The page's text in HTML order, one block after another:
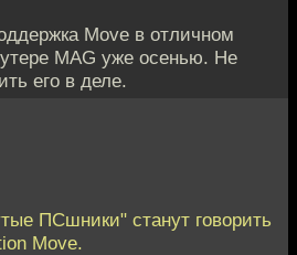
Move в отличном
MAG уже осенью. Не
его в деле.
ПСшники" станут говорить
Move.